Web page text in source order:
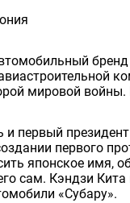
мировой войны.
и первый
первого
японское имя,
сам. Кэндзи Кита
«Субару».